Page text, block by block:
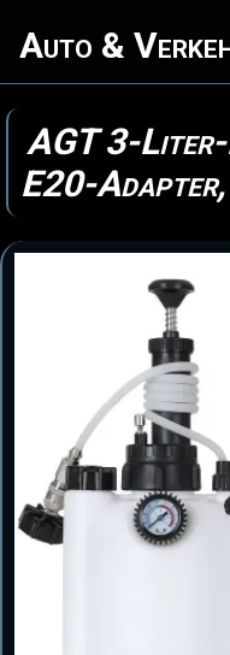
Auto &
AGT 3-
E20-